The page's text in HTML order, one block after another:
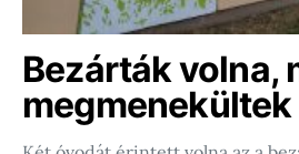
Bezárták volna,